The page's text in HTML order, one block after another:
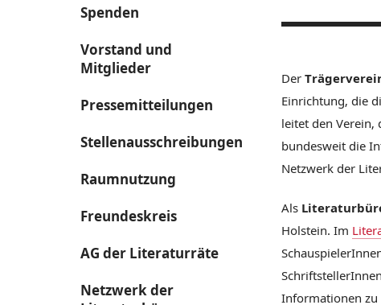
Spenden
Vorstand und
Mitglieder
Pressemitteilungen
Stellenausschreibungen
Raumnutzung
Freundeskreis
AG der Literaturräte
Netzwerk der
Der
Einrichtung, die
leitet den Verein,
bundesweit die
Netzwerk der
Als
Holstein. Im
Informationen zu